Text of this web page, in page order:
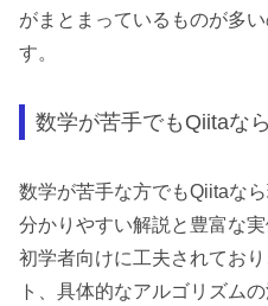
がまとまっているものが多
す。
数学が苦手でもQiitaな
数学が苦手な方でもQiitaな
分かりやすい解説と豊富な
初学者向けに工夫されてお
ト、具体的なアルゴリズム